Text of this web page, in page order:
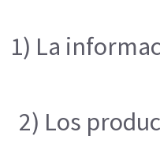
1) La
2) Los